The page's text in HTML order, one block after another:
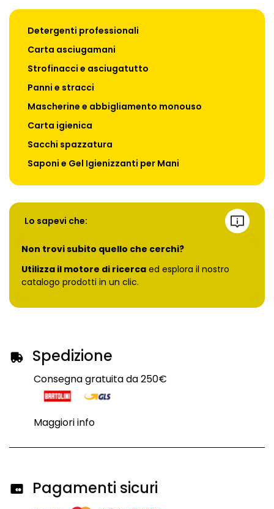
Detergenti professionali
Carta asciugamani
Strofinacci e asciugatutto
Panni e stracci
Mascherine e abbigliamento monouso
Carta igienica
Sacchi spazzatura
Saponi e Gel Igienizzanti per Mani
Lo sapevi che:
Non trovi subito quello che cerchi?
Utilizza il motore di ricerca ed esplora il nostro
catalogo prodotti in un clic.
Spedizione
Consegna gratuita da 250€
Maggiori info
Pagamenti sicuri